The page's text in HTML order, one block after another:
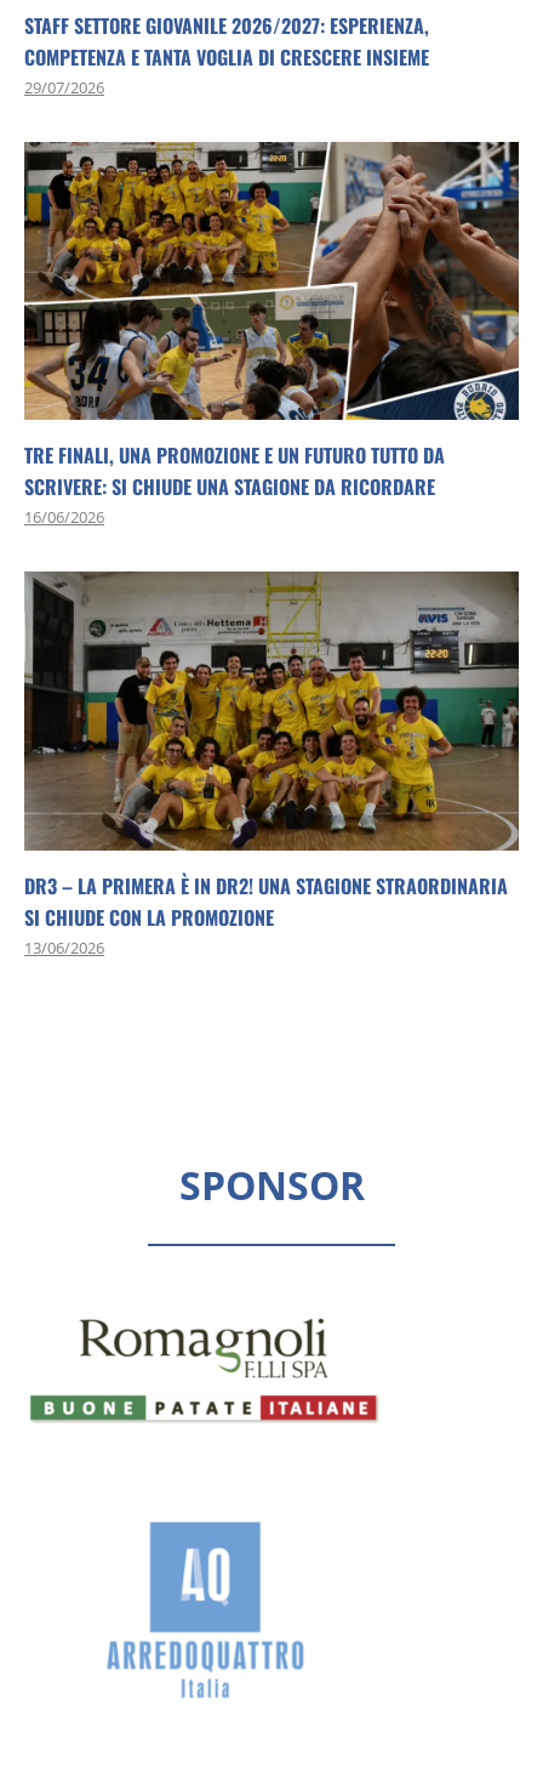
STAFF SETTORE GIOVANILE 2026/2027: ESPERIENZA,
COMPETENZA E TANTA VOGLIA DI CRESCERE INSIEME
29/07/2026
TRE FINALI, UNA PROMOZIONE E UN FUTURO TUTTO DA
SCRIVERE: SI CHIUDE UNA STAGIONE DA RICORDARE
16/06/2026
DR3 – LA PRIMERA È IN DR2! UNA STAGIONE STRAORDINARIA
SI CHIUDE CON LA PROMOZIONE
13/06/2026
SPONSOR